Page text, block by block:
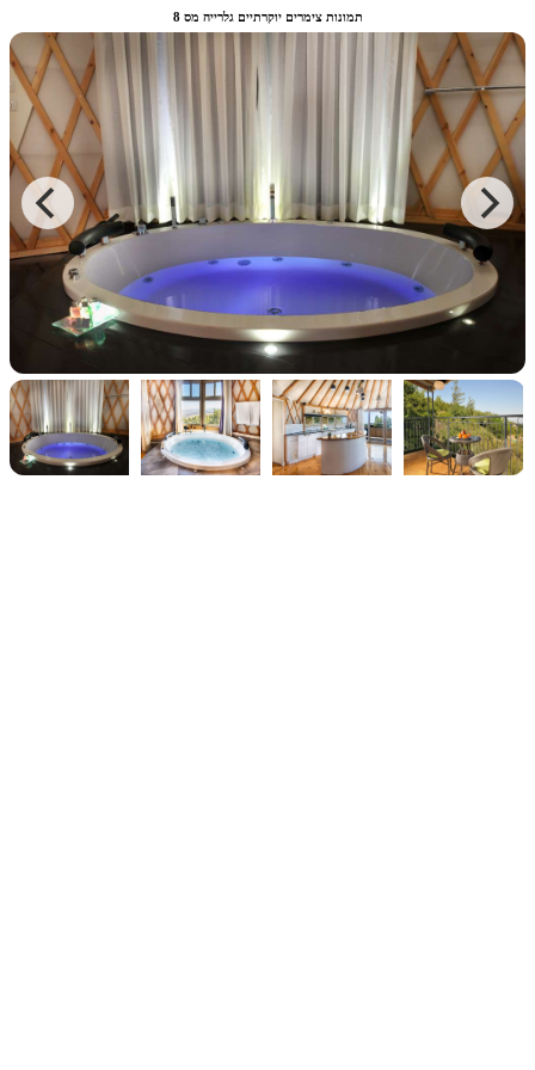
תמונות צימרים יוקרתיים גלרייה מס 8